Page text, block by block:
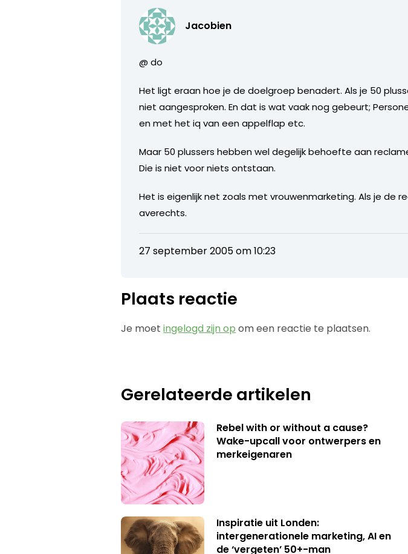
Jacobien
@ do
Het ligt eraan hoe je de doelgroep benadert. Als je 50
niet aangesproken. En dat is wat vaak nog gebeurt;
en met het iq van een appelflap etc.
Maar 50 plussers hebben wel degelijk behoefte aan
Die is niet voor niets ontstaan.
Het is eigenlijk net zoals met vrouwenmarketing. Als je
averechts.
27 september 2005 om 10:23
Plaats reactie
Je moetingelogd zijn op om een reactie te plaatsen.
Gerelateerde artikelen
Rebel with or without a cause?
Wake-upcall voor ontwerpers en
merkeigenaren
Inspiratie uit Londen:
intergenerationele marketing, AI en
de ‘vergeten’ 50+-man